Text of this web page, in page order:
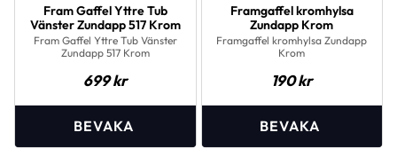
Fram Gaffel Yttre Tub
Vänster Zundapp 517 Krom
Fram Gaffel Yttre Tub Vänster
Zundapp 517 Krom
699kr
Framgaffel kromhylsa
Zundapp Krom
Framgaffel kromhylsa Zundapp
Krom
190kr